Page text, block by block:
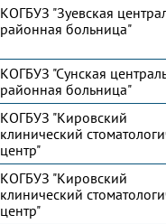
КОГБУЗ "Зуевская
районная больница"
КОГБУЗ "Сунская
районная больница"
КОГБУЗ "Кировский
клинический
центр"
КОГБУЗ "Кировский
клинический
центр"